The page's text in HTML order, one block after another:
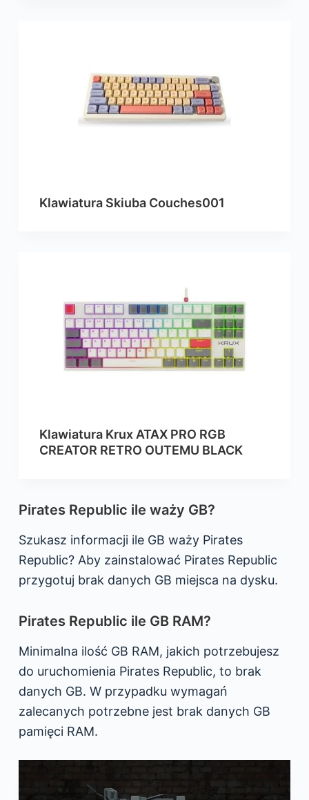
Klawiatura Skiuba Couches001
Klawiatura Krux ATAX PRO RGB
CREATOR RETRO OUTEMU BLACK
Pirates Republic ile waży GB?
Szukasz informacji ile GB waży Pirates
Republic? Aby zainstalować Pirates Republic
przygotuj brak danych GB miejsca na dysku.
Pirates Republic ile GB RAM?
Minimalna ilość GB RAM, jakich potrzebujesz
do uruchomienia Pirates Republic, to brak
danych GB. W przypadku wymagań
zalecanych potrzebne jest brak danych GB
pamięci RAM.